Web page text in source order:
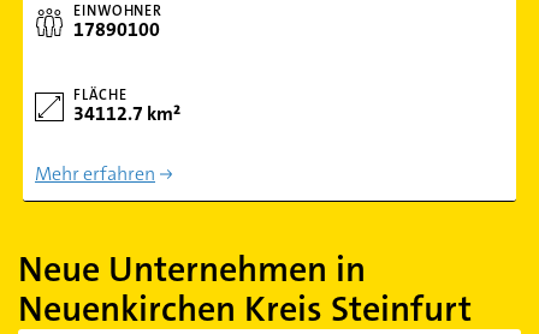
EINWOHNER
17890100
FLÄCHE
34112.7 km²
Mehr erfahren
Neue Unternehmen in
Neuenkirchen Kreis Steinfurt